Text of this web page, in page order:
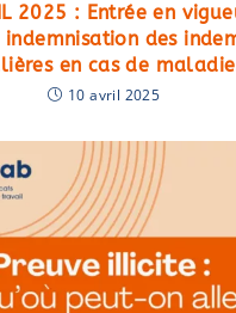
2025 : Entrée en
indemnisation des
en cas de
10 avril 2025